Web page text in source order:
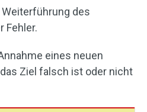
des
Fehler.
eines neuen
Ziel falsch ist oder nicht